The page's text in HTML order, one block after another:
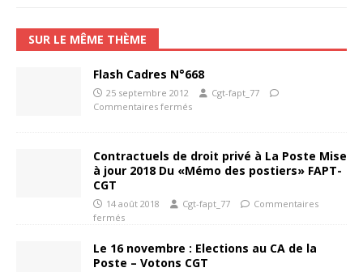
SUR LE MÊME THÈME
Flash Cadres N°668
25 septembre 2012
Cgt-fapt_77
Commentaires fermés
Contractuels de droit privé à La Poste Mise
à jour 2018 Du «Mémo des postiers» FAPT-
CGT
14 août 2018 Cgt-fapt_77
Commentaires
fermés
Le 16 novembre : Elections au CA de la
Poste – Votons CGT